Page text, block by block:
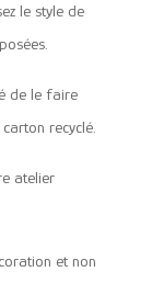
le style de
de le faire
recyclé.
atelier
et non